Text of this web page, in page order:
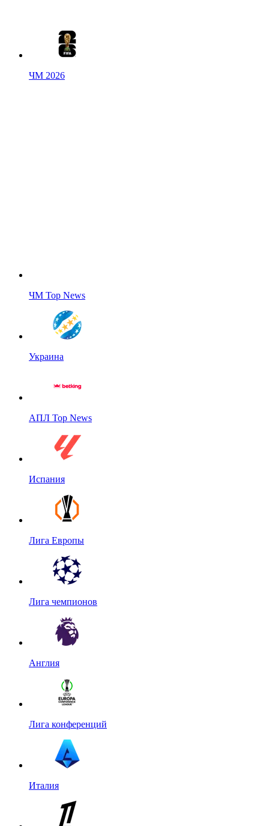
ЧМ 2026
ЧМ Top News
Украина
АПЛ Top News
Испания
Лига Европы
Лига чемпионов
Англия
Лига конференций
Италия